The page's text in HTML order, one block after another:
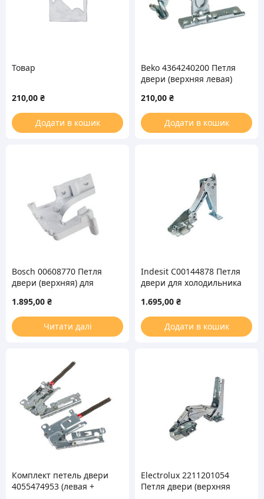
Товар
210,00 ₴
Додати в кошик
Beko 4364240200 Петля
двери (верхняя левая)
210,00 ₴
Додати в кошик
Bosch 00608770 Петля
двери (верхняя) для
1.895,00 ₴
Читати далі
Indesit C00144878 Петля
двери для холодильника
1.695,00 ₴
Додати в кошик
Комплект петель двери
4055474953 (левая +
Electrolux 2211201054
Петля двери (верхняя